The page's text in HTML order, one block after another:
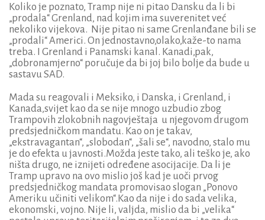
Koliko je poznato, Tramp nije ni pitao Dansku da li bi
„prodala“ Grenland, nad kojim ima suverenitet već
nekoliko vijekova. Nije pitao ni same Grenlanđane bili se
„prodali“ Americi. On jednostavno,olako,kaže-to nama
treba. I Grenland i Panamski kanal. Kanadi,pak,
„dobronamjerno“ poručuje da bi joj bilo bolje da bude u
sastavu SAD.
Mada su reagovali i Meksiko, i Danska, i Grenland, i
Kanada,svijet kao da se nije mnogo uzbudio zbog
Trampovih zlokobnih nagovještaja u njegovom drugom
predsjedničkom mandatu. Kao on je takav,
„ekstravagantan“, „slobodan“, „šali se“, navodno, stalo mu
je do efekta u javnosti.Možda jeste tako, ali teško je, ako
ništa drugo, ne iznijeti određene asocijacije. Da li je
Tramp upravo na ovo mislio još kad je uoči prvog
predsjedničkog mandata promovisao slogan „Ponovo
Ameriku učiniti velikom“.Kao da nije i do sada velika,
ekonomski, vojno. Nije li, valjda, mislio da bi „velika“